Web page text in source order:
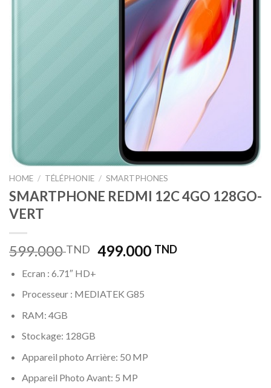
HOME / TÉLÉPHONIE / SMARTPHONES
SMARTPHONE REDMI 12C 4GO 128GO-
VERT
599.000TND 499.000 TND
Ecran : 6.71″ HD+
Processeur : MEDIATEK G85
RAM: 4GB
Stockage: 128GB
Appareil photo Arrière: 50 MP
Appareil Photo Avant: 5 MP